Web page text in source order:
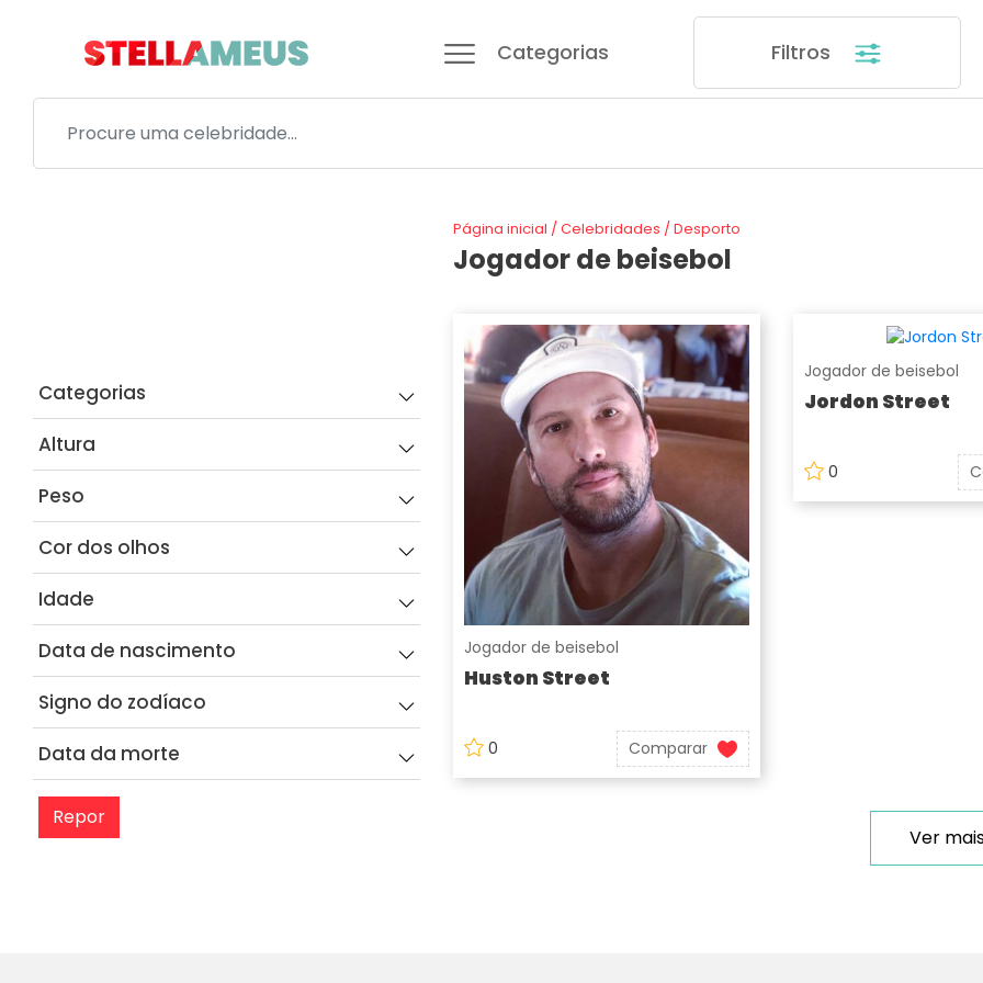
Categorias Filtros
Categorias
Altura
Peso
Cor dos olhos
Idade
Data de nascimento
Signo do zodíaco
Data da morte
Repor
Página inicial /Celebridades /Desporto
Jogador de beisebol
Jogador de beisebol
Huston Street
0 Comparar
Jogador de beisebol
Jordon Street
0
Ver